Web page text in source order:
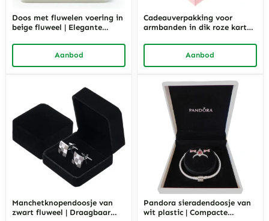
Doos met fluwelen voering in
beige fluweel | Elegante
voor sieraden, geschikt voor
de detailhandel | Richpack
Aanbod
Cadeauverpakking voor
armbanden in dik roze karton
armbanden, geschikt voor
detailhandel en groothandel |
Richpack
Aanbod
Manchetknopendoosje van
zwart fluweel | Draagbaar
Pandora sieradendoosje van
wit plastic | Compacte